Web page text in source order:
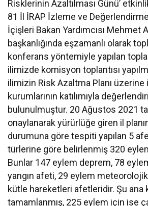
Risklerinin Azaltılması Günü’
81 İl İRAP İzleme ve
İçişleri Bakan Yardımcısı Mehmet
başkanlığında eşzamanlı olarak
konferans yöntemiyle yapılan
ilimizde komisyon toplantısı
ilimizin Risk Azaltma Planı üzerine
kurumlarının katılımıyla
bulunulmuştur. 20 Ağustos 2021
onaylanarak yürürlüğe giren il
durumuna göre tespiti yapılan 5
türlerine göre belirlenmiş 320
Bunlar 147 eylem deprem, 78
yangın afeti, 29 eylem
kütle hareketleri afetleridir. Şu ana
tamamlanmış, 225 eylem için ise